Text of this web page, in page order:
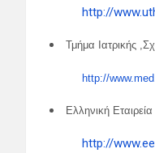
http://
Τμήμα Ιατρικής
http://
Ελληνική
http://